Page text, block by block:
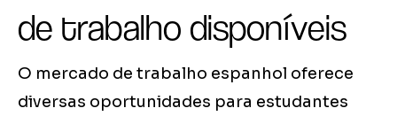
de trabalho disponíveis
O mercado de trabalho espanhol oferece
diversas oportunidades para estudantes